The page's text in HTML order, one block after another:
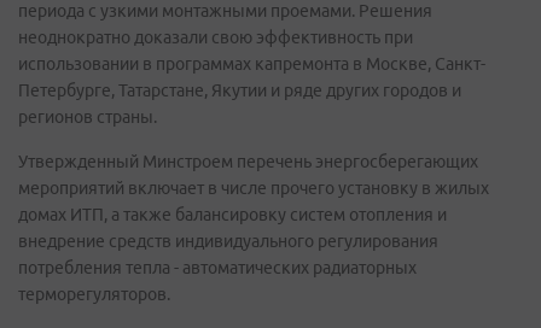
периода с узкими монтажными проемами. Решения
неоднократно доказали свою эффективность при
использовании в программах капремонта в Москве, Санкт-
Петербурге, Татарстане, Якутии и ряде других городов и
регионов страны.
Утвержденный Минстроем перечень энергосберегающих
мероприятий включает в числе прочего установку в жилых
домах ИТП, а также балансировку систем отопления и
внедрение средств индивидуального регулирования
потребления тепла - автоматических радиаторных
терморегуляторов.